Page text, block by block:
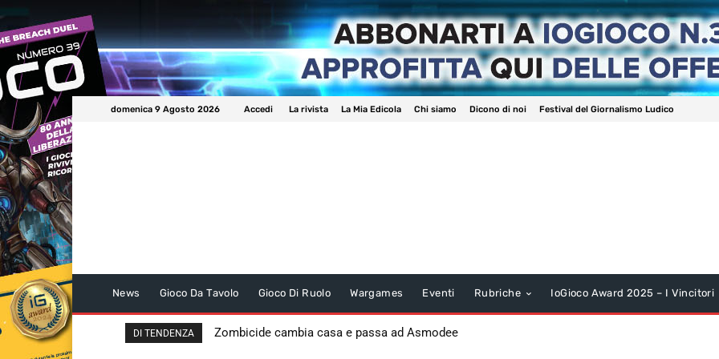
domenica 9 Agosto 2026 Accedi La rivista La Mia Edicola Chi siamo Dicono di noi Festival del Giornalismo Ludico
News Gioco Da Tavolo Gioco Di Ruolo Wargames Eventi Rubriche IoGioco Award 2025 – I Vincitori
DI TENDENZA Zombicide cambia casa e passa ad Asmodee